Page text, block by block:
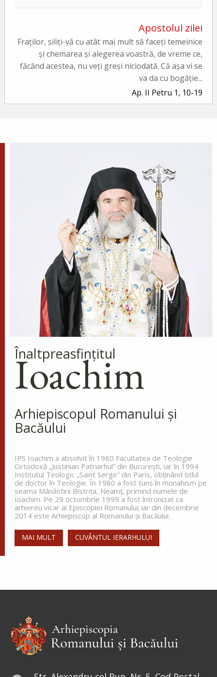
Apostolul zilei
Fraților, siliți-vă cu atât mai mult să faceți temeinice
și chemarea și alegerea voastră, de vreme ce,
făcând acestea, nu veți greși niciodată. Că așa vi se
va da cu bogăție...
Ap. II Petru 1, 10-19
Ev. Matei 17, 1-9
doxologia.ro
Preia articolele Doxologia în site-ul tău!
Înaltpreasfinţitul
Ioachim
Arhiepiscopul Romanului și
Bacăului
IPS Ioachim a absolvit în 1980 Facultatea de Teologie
Ortodoxă „Justinian Patriarhul” din Bucureşti, iar în 1994
Institutul Teologic „Saint Serge” din Paris, obţinând titlul
de doctor în Teologie. În 1980 a fost tuns în monahism pe
seama Mănăstirii Bistriţa, Neamţ, primind numele de
Ioachim. Pe 29 octombrie 1999 a fost întronizat ca
arhiereu vicar al Episcopiei Romanului; iar din decembrie
2014 este Arhiepiscop al Romanului și Bacăului.
MAI MULT CUVÂNTUL IERARHULUI